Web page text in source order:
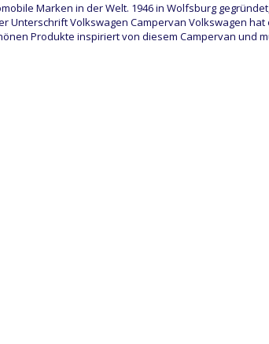
Marken in der Welt. 1946 in Wolfsburg
Unterschrift Volkswagen Campervan Volkswagen
Produkte inspiriert von diesem Campervan und